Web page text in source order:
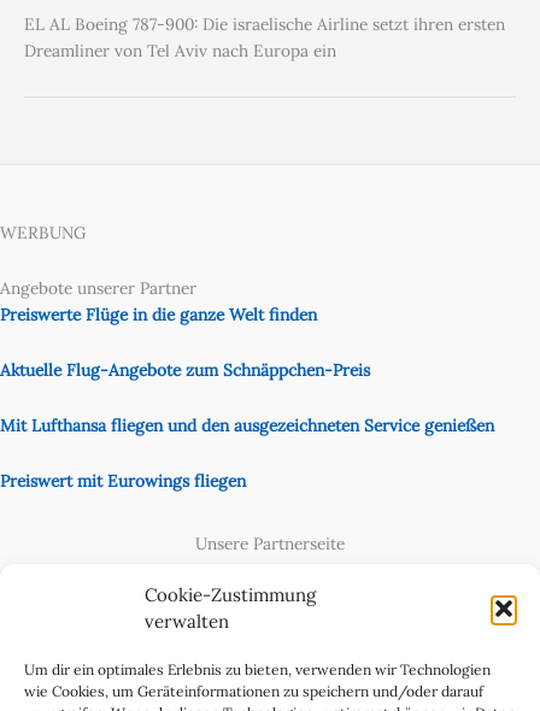
Cookie-Zustimmung
verwalten
Um dir ein optimales Erlebnis zu bieten, verwenden wir Technologien
wie Cookies, um Geräteinformationen zu speichern und/oder darauf
EL AL Boeing 787-900: Die israelische Airline setzt ihren ersten
Dreamliner von Tel Aviv nach Europa ein
WERBUNG
Angebote unserer Partner
Preiswerte Flüge in die ganze Welt finden
Aktuelle Flug-Angebote zum Schnäppchen-Preis
Mit Lufthansa fliegen und den ausgezeichneten Service genießen
Preiswert mit Eurowings fliegen
Unsere Partnerseite